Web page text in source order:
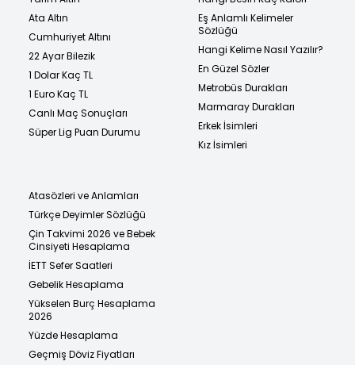
Ata Altın
Cumhuriyet Altını
22 Ayar Bilezik
1 Dolar Kaç TL
1 Euro Kaç TL
Canlı Maç Sonuçları
Süper Lig Puan Durumu
Eş Anlamlı Kelimeler
Sözlüğü
Hangi Kelime Nasıl Yazılır?
En Güzel Sözler
Metrobüs Durakları
Marmaray Durakları
Erkek İsimleri
Kız İsimleri
Atasözleri ve Anlamları
Türkçe Deyimler Sözlüğü
Çin Takvimi 2026 ve Bebek
Cinsiyeti Hesaplama
İETT Sefer Saatleri
Gebelik Hesaplama
Yükselen Burç Hesaplama
2026
Yüzde Hesaplama
Geçmiş Döviz Fiyatları